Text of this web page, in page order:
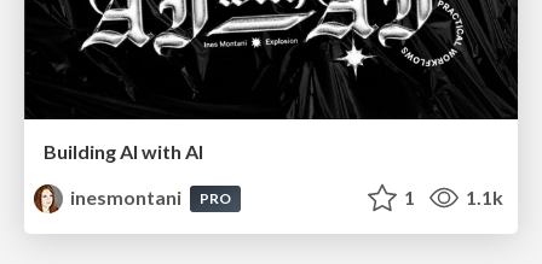
Building AI with AI
inesmontani
PRO 1 1.1k